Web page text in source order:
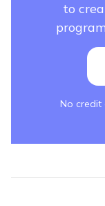
to
No credit